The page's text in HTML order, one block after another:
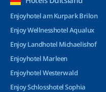
Enjoyhotel am Kurpark Brilon
Enjoy Wellnesshotel Aqualux
Enjoy Landhotel Michaelishof
Enjoyhotel Marleen
Enjoyhotel Westerwald
Enjoy Schlosshotel Sophia